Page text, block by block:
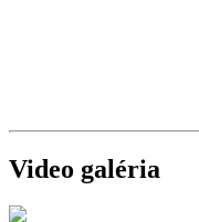
Video galéria